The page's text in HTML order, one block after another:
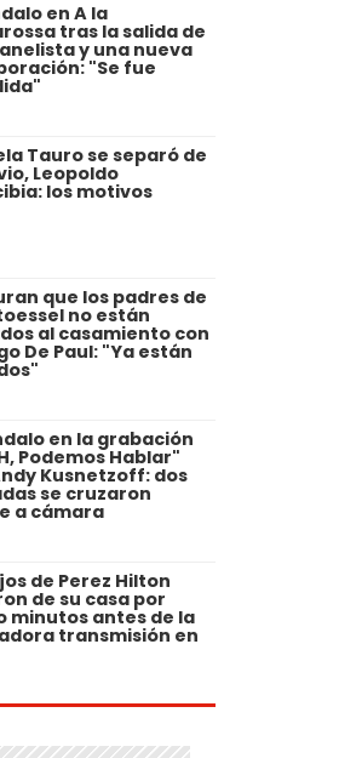
en A la
tras la salida de
y una nueva
"Se fue
Tauro se separó de
Leopoldo
los motivos
que los padres de
no están
al casamiento con
De Paul: "Ya están
en la grabación
Podemos Hablar"
Kusnetzoff: dos
se cruzaron
a cámara
de Perez Hilton
de su casa por
minutos antes de la
transmisión en